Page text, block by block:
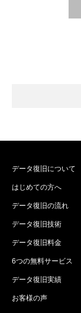
データ復旧について
はじめての方へ
データ復旧の流れ
データ復旧技術
データ復旧料金
6つの無料サービス
データ復旧実績
お客様の声